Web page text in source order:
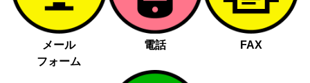
メール
フォーム
電話 FAX